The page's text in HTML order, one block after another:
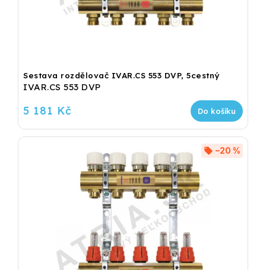
Sestava rozdělovač IVAR.CS 553 DVP, 5cestný
IVAR.CS 553 DVP
5 181 Kč Do košíku
–20 %